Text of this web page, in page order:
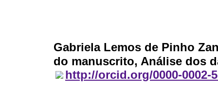
Gabriela Lemos de Pinho
do manuscrito, Análise dos
http://orcid.org/0000-0002-